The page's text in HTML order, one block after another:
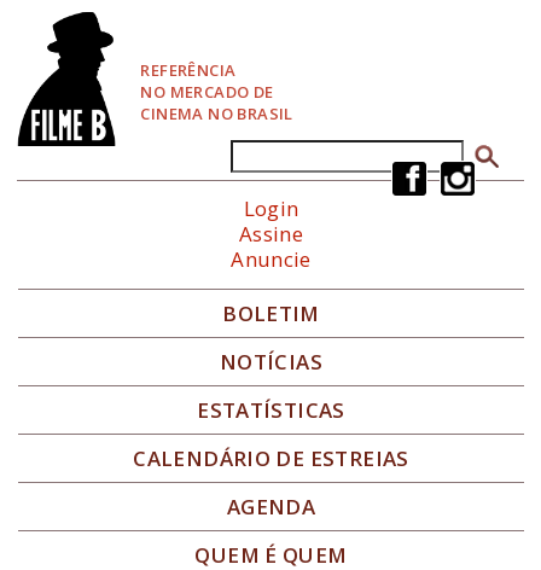
REFERÊNCIA
NO MERCADO DE
CINEMA NO BRASIL
Formulário de busca
Login
Assine
Anuncie
BOLETIM
NOTÍCIAS
ESTATÍSTICAS
CALENDÁRIO DE ESTREIAS
AGENDA
QUEM É QUEM